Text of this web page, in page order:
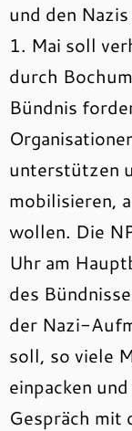
und den
1. Mai soll
durch
Bündnis
unterstützen
mobilisieren,
wollen. Die
Uhr am
des
der Nazi-
soll, so viele
einpacken
Gespräch mit